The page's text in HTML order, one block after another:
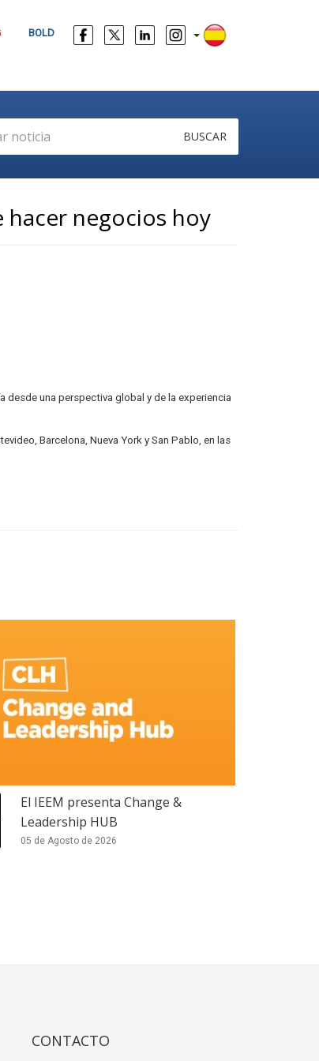
BOLD
BUSCAR
negocios hoy
una perspectiva global y de la experiencia
Barcelona, Nueva York y San Pablo, en las
El IEEM presenta Change &
Leadership HUB
05 de Agosto de 2026
CONTACTO